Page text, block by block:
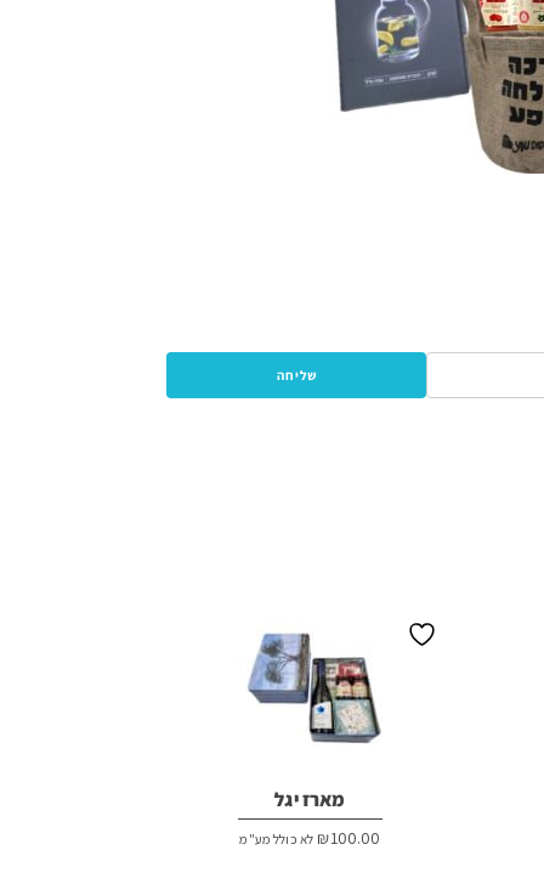
מארז יגל
₪100.00 לא כולל מע"מ